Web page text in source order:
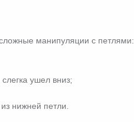
манипуляции с петлями:
ушел вниз;
нижней петли.